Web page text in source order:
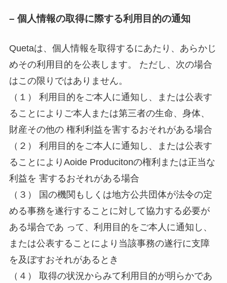
– 個人情報の取得に際する利用目的の通知
Quetaは、個人情報を取得するにあたり、あらかじ
めその利用目的を公表します。 ただし、次の場合
はこの限りではありません。
（１） 利用目的をご本人に通知し、または公表す
ることによりご本人または第三者の生命、身体、
財産その他の 権利利益を害するおそれがある場合
（２） 利用目的をご本人に通知し、または公表す
ることによりAoide Producitonの権利または正当な
利益を 害するおそれがある場合
（３） 国の機関もしくは地方公共団体が法令の定
める事務を遂行することに対して協力する必要が
ある場合であ って、利用目的をご本人に通知し、
または公表することにより当該事務の遂行に支障
を及ぼすおそれがあるとき
（４） 取得の状況からみて利用目的が明らかであ